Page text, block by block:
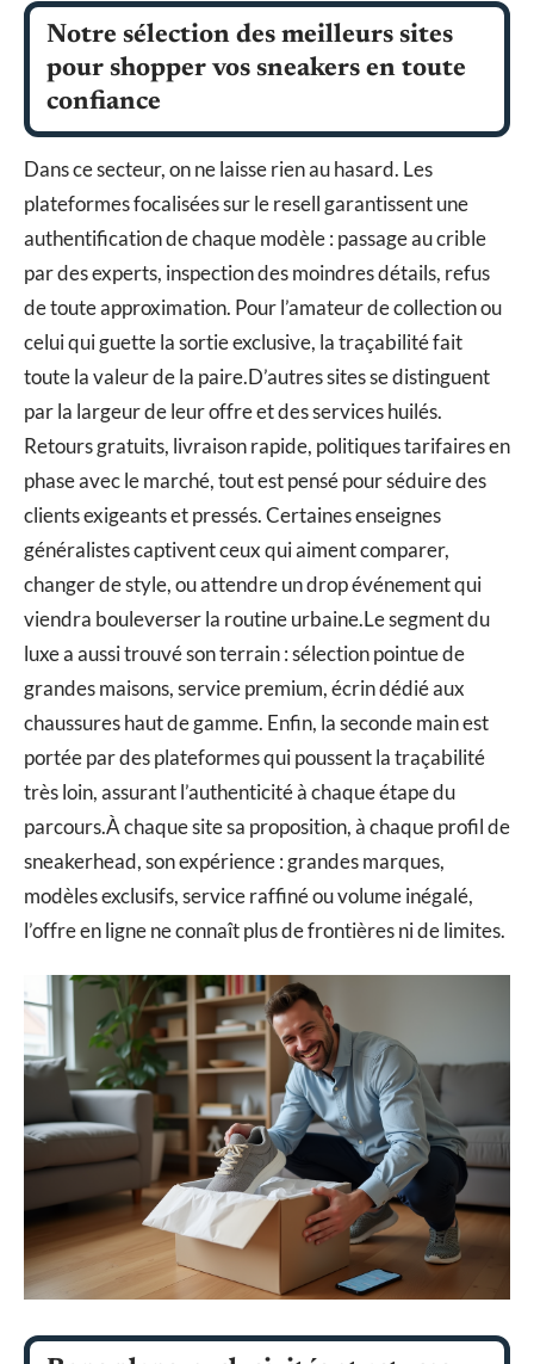
Notre sélection des meilleurs sites
pour shopper vos sneakers en toute
confiance
Dans ce secteur, on ne laisse rien au hasard. Les
plateformes focalisées sur le resell garantissent une
authentification de chaque modèle : passage au crible
par des experts, inspection des moindres détails, refus
de toute approximation. Pour l’amateur de collection ou
celui qui guette la sortie exclusive, la traçabilité fait
toute la valeur de la paire.D’autres sites se distinguent
par la largeur de leur offre et des services huilés.
Retours gratuits, livraison rapide, politiques tarifaires en
phase avec le marché, tout est pensé pour séduire des
clients exigeants et pressés. Certaines enseignes
généralistes captivent ceux qui aiment comparer,
changer de style, ou attendre un drop événement qui
viendra bouleverser la routine urbaine.Le segment du
luxe a aussi trouvé son terrain : sélection pointue de
grandes maisons, service premium, écrin dédié aux
chaussures haut de gamme. Enfin, la seconde main est
portée par des plateformes qui poussent la traçabilité
très loin, assurant l’authenticité à chaque étape du
parcours.À chaque site sa proposition, à chaque profil de
sneakerhead, son expérience : grandes marques,
modèles exclusifs, service raffiné ou volume inégalé,
l’offre en ligne ne connaît plus de frontières ni de limites.